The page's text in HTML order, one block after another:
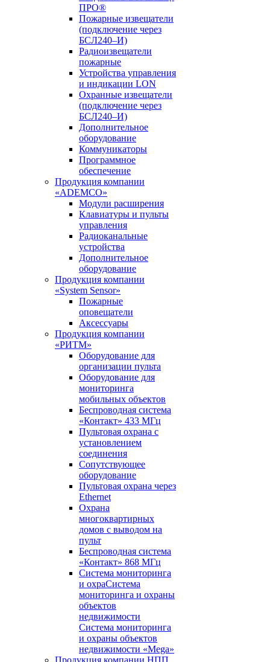
ПРО®
Пожарные извещатели
(подключение через
БСЛ240–И)
Радиоизвещатели
пожарные
Устройства управления
и индикации LON
Охранные извещатели
(подключение через
БСЛ240–И)
Дополнительное
оборудование
Коммуникаторы
Программное
обеспечение
Продукция компании
«ADEMCO»
Модули расширения
Клавиатуры и пульты
управления
Радиоканальные
устройства
Дополнительное
оборудование
Продукция компании
«System Sensor»
Пожарные
оповещатели
Аксессуары
Продукция компании
«РИТМ»
Оборудование для
организации пульта
Оборудование для
мониторинга
мобильных объектов
Беспроводная система
«Контакт» 433 МГц
Пультовая охрана с
установлением
соединения
Сопутствующее
оборудование
Пультовая охрана через
Ethernet
Охрана
многоквартирных
домов с выводом на
пульт
Беспроводная система
«Контакт» 868 МГц
Система мониторинга
и охраСистема
мониторинга и охраны
объектов
недвижимости
Система мониторинга
и охраны объектов
недвижимости «Mega»
Продукция компании НПП